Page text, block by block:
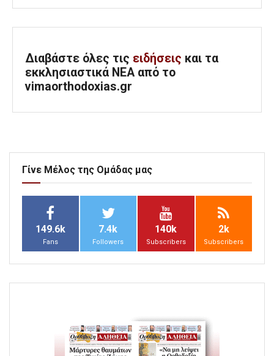
Διαβάστε όλες τις ειδήσεις και τα
εκκλησιαστικά ΝΕΑ από το
vimaorthodoxias.gr
Γίνε Μέλος της Ομάδας μας
149.6k
Fans
7.4k
Followers
140k
Subscribers
2k
Subscribers